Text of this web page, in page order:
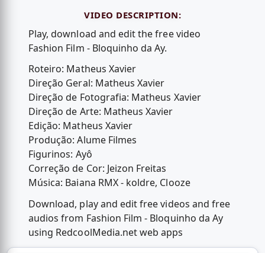
VIDEO DESCRIPTION:
Play, download and edit the free video
Fashion Film - Bloquinho da Ay.
Roteiro: Matheus Xavier
Direção Geral: Matheus Xavier
Direção de Fotografia: Matheus Xavier
Direção de Arte: Matheus Xavier
Edição: Matheus Xavier
Produção: Alume Filmes
Figurinos: Ayô
Correção de Cor: Jeizon Freitas
Música: Baiana RMX - koldre, Clooze
Download, play and edit free videos and free
audios from Fashion Film - Bloquinho da Ay
using RedcoolMedia.net web apps